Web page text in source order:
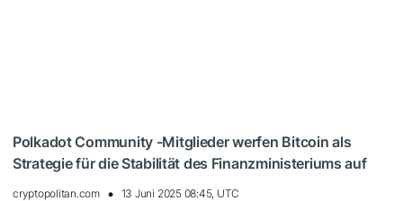
Polkadot Community -Mitglieder werfen Bitcoin als
Strategie für die Stabilität des Finanzministeriums auf
cryptopolitan.com 13 Juni 2025 08:45, UTC